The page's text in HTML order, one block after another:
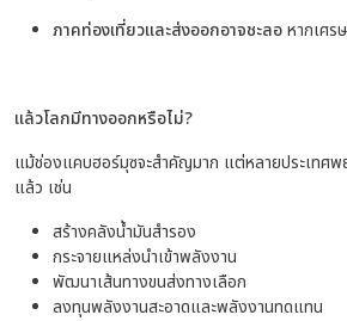
ภาคท่องเที่ยวและส่งออกอาจชะลอหากเศร
แล้วโลกมีทางออกหรือไม่?
แม้ช่องแคบฮอร์มุซจะสำคัญมาก แต่หลายประเทศพ
แล้ว เช่น
สร้างคลังน้ำมันสำรอง
กระจายแหล่งนำเข้าพลังงาน
พัฒนาเส้นทางขนส่งทางเลือก
ลงทุนพลังงานสะอาดและพลังงานทดแทน